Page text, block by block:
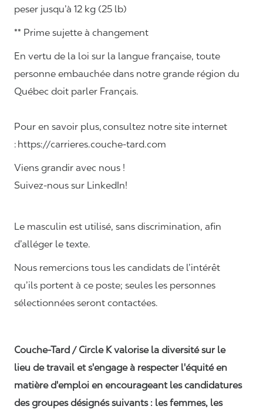
peser jusqu’à 12 kg (25 lb)
** Prime sujette à changement
En vertu de la loi sur la langue française, toute
personne embauchée dans notre grande région du
Québec doit parler Français.
Pour en savoir plus, consultez notre site internet
: https://carrieres.couche-tard.com
Viens grandir avec nous !
Suivez-nous sur LinkedIn!
Le masculin est utilisé, sans discrimination, afin
d’alléger le texte.
Nous remercions tous les candidats de l’intérêt
qu’ils portent à ce poste; seules les personnes
sélectionnées seront contactées.
Couche-Tard / Circle K valorise la diversité sur le
lieu de travail et s'engage à respecter l'équité en
matière d'emploi en encourageant les candidatures
des groupes désignés suivants : les femmes, les